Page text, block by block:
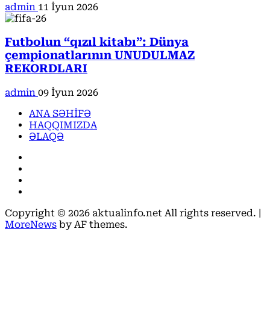
admin 11 İyun 2026
Futbolun “qızıl kitabı”: Dünya
çempionatlarının UNUDULMAZ
REKORDLARI
admin 09 İyun 2026
ANA SƏHİFƏ
HAQQIMIZDA
ƏLAQƏ
Copyright © 2026 aktualinfo.net All rights reserved. |
MoreNews by AF themes.